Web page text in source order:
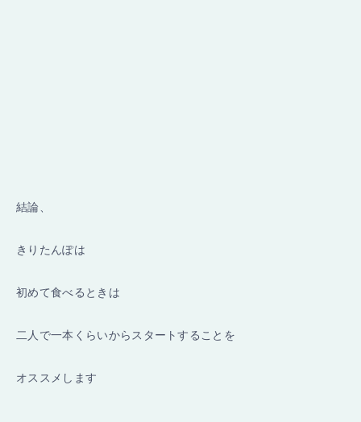
結論、
きりたんぽは
初めて食べるときは
二人で一本くらいからスタートすることを
オススメします